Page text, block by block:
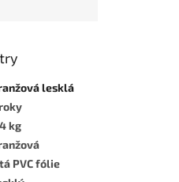
lesklá
kg
PVC fólie